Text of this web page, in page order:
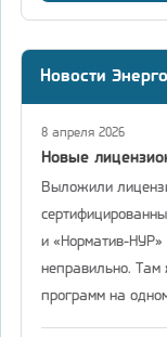
Новости
8 апреля 2026
Новые
Выложили
и «Норматив-
неправильно.
программ на